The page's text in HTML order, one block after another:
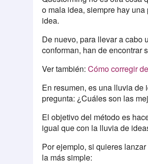
o mala idea, siempre hay
idea.
De nuevo, para llevar a cabo
conforman, han de encontrar
Ver también:Cómo corregir
En resumen, es una lluvia de
pregunta: ¿Cuáles son las
El objetivo del método es
igual que con la lluvia de
Por ejemplo, si quieres
la más simple: